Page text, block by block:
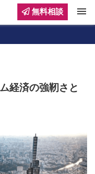
経済の強靭さと
無料相談 menu